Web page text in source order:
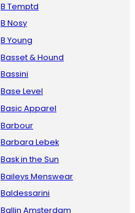
B Temptd
B Nosy
B Young
Basset & Hound
Bassini
Base Level
Basic Apparel
Barbour
Barbara Lebek
Bask in the Sun
Baileys Menswear
Baldessarini
Ballin Amsterdam